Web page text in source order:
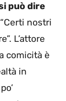
può dire
nostri
L’attore
comicità è
in